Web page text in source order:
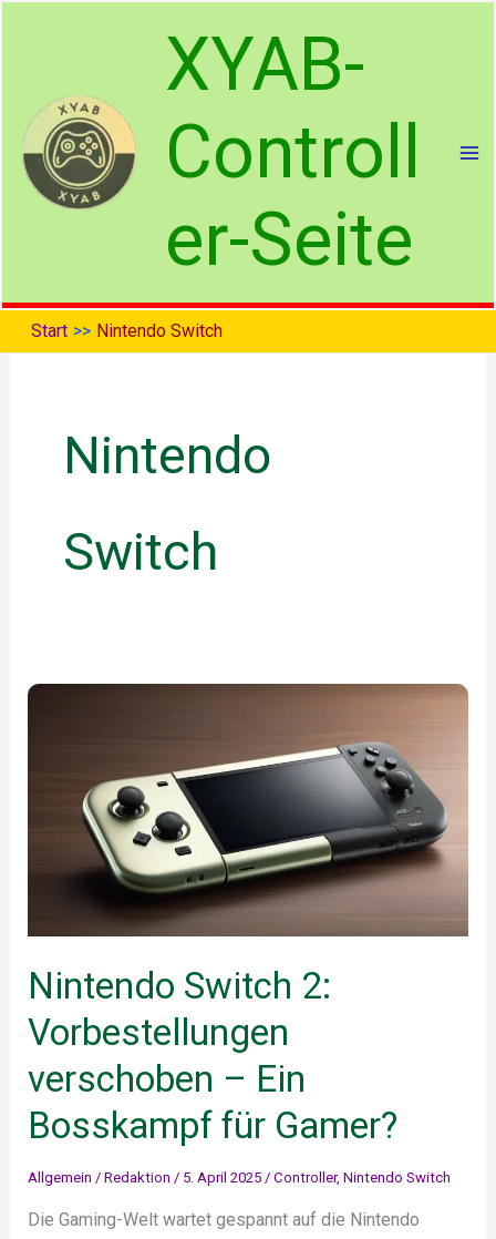
XYAB-
Controll
er-Seite
Start Nintendo Switch
Nintendo
Switch
Nintendo Switch 2:
Vorbestellungen
verschoben – Ein
Bosskampf für Gamer?
Allgemein / Redaktion / 5. April 2025 / Controller, Nintendo Switch
Die Gaming-Welt wartet gespannt auf die Nintendo